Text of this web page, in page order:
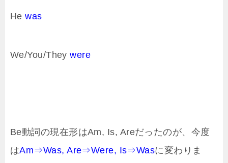
Hewas
We/You/Theywere
Be動詞の現在形はAm, Is, Areだったのが、今度
はAm⇒Was, Are⇒Were, Is⇒Wasに変わりま